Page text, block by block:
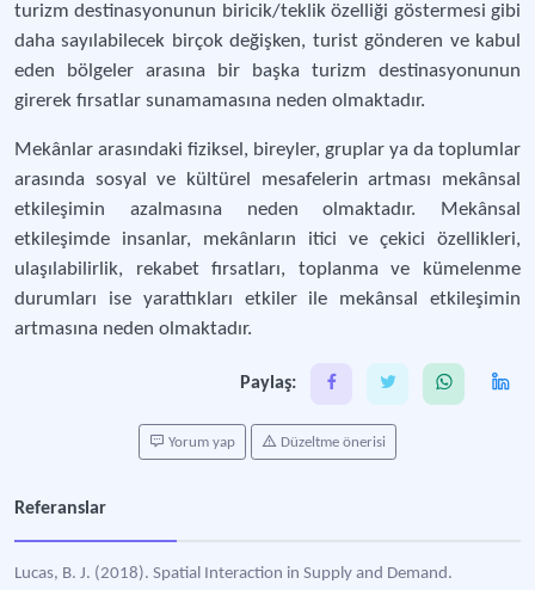
turizm destinasyonunun biricik/teklik özelliği göstermesi gibi
daha sayılabilecek birçok değişken, turist gönderen ve kabul
eden bölgeler arasına bir başka turizm destinasyonunun
girerek fırsatlar sunamamasına neden olmaktadır.
Mekânlar arasındaki fiziksel, bireyler, gruplar ya da toplumlar
arasında sosyal ve kültürel mesafelerin artması mekânsal
etkileşimin azalmasına neden olmaktadır. Mekânsal
etkileşimde insanlar, mekânların itici ve çekici özellikleri,
ulaşılabilirlik, rekabet fırsatları, toplanma ve kümelenme
durumları ise yarattıkları etkiler ile mekânsal etkileşimin
artmasına neden olmaktadır.
Paylaş:
Yorum yap Düzeltme önerisi
Referanslar
Lucas, B. J. (2018). Spatial Interaction in Supply and Demand.